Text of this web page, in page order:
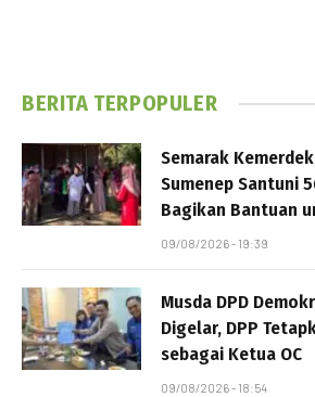
BERITA TERPOPULER
Semarak
Sumenep Santuni
Bagikan Bantuan
09/08/2026 - 19:39
Musda DPD
Digelar, DPP
sebagai Ketua OC
09/08/2026 - 18:54